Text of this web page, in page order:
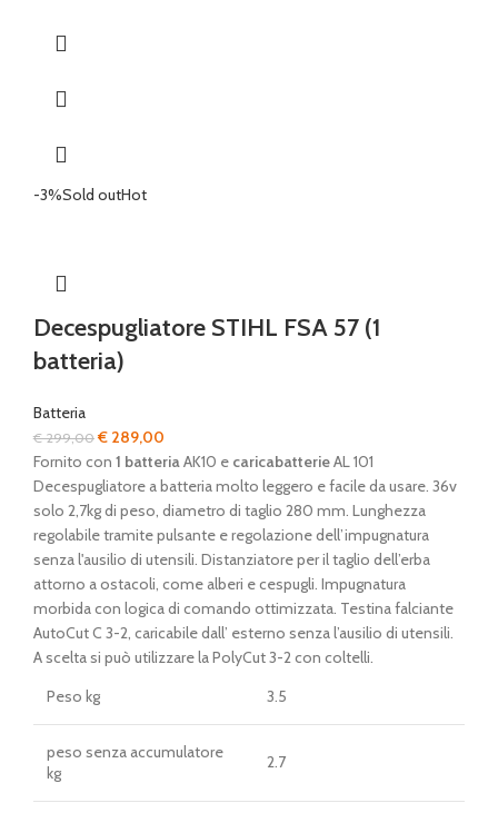
-3%Sold outHot
Decespugliatore STIHL FSA 57 (1
batteria)
Batteria
€299,00Il
prezzo
originale
era:
€ 299,00.
€ 289,00
prezzo
attuale
è:
€ 289,00.
Fornito con 1 batteriaAK10 e caricabatterieAL 101
Decespugliatore a batteria molto leggero e facile da usare. 36v
solo 2,7kg di peso, diametro di taglio 280 mm. Lunghezza
regolabile tramite pulsante e regolazione dell’impugnatura
senza l'ausilio di utensili. Distanziatore per il taglio dell’erba
attorno a ostacoli, come alberi e cespugli. Impugnatura
morbida con logica di comando ottimizzata. Testina falciante
AutoCut C 3-2, caricabile dall’ esterno senza l’ausilio di utensili.
A scelta si può utilizzare la PolyCut 3-2 con coltelli.
Peso kg
3.5
peso senza accumulatore
kg
2.7